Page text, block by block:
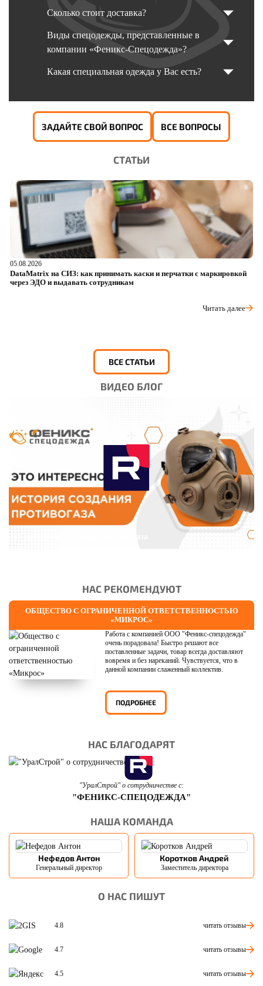
Сколько стоит доставка?
Виды спецодежды, представленные в
компании «Феникс-Спецодежда»?
Какая специальная одежда у Вас есть?
ЗАДАЙТЕ СВОЙ ВОПРОС ВСЕ ВОПРОСЫ
СТАТЬИ
05.08.2026
DataMatrix на СИЗ: как принимать каски и перчатки с маркировкой
через ЭДО и выдавать сотрудникам
Читать далее
ВСЕ СТАТЬИ
ВИДЕО БЛОГ
НАС РЕКОМЕНДУЮТ
ОБЩЕСТВО С ОГРАНИЧЕННОЙ ОТВЕТСТВЕННОСТЬЮ
«МИКРОС»
Работа с компанией ООО "Феникс-спецодежда"
очень порадовала! Быстро решают все
поставленные задачи, товар всегда доставляют
вовремя и без нареканий. Чувствуется, что в
данной компании слаженный коллектив.
ПОДРОБНЕЕ
НАС БЛАГОДАРЯТ
"УралСтрой" о сотрудничестве с:
"ФЕНИКС-СПЕЦОДЕЖДА"
НАША КОМАНДА
Нефедов Антон
Генеральный директор
Коротков Андрей
Заместитель директора
О НАС ПИШУТ
4.8 читать отзывы
4.7 читать отзывы
4.5 читать отзывы